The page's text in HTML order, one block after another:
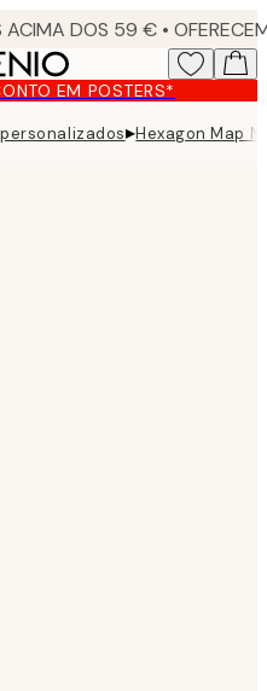
EM POSTERS*
▸Hexagon Map